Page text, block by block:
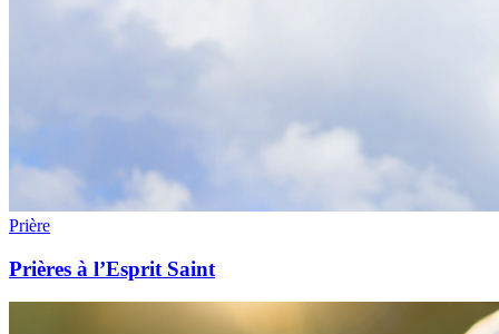
Prière
Prières à l’Esprit Saint